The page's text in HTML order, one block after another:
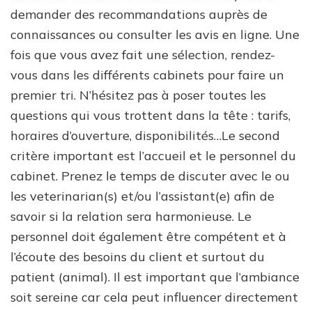
demander des recommandations auprès de
connaissances ou consulter les avis en ligne. Une
fois que vous avez fait une sélection, rendez-
vous dans les différents cabinets pour faire un
premier tri. N’hésitez pas à poser toutes les
questions qui vous trottent dans la tête : tarifs,
horaires d’ouverture, disponibilités…Le second
critère important est l’accueil et le personnel du
cabinet. Prenez le temps de discuter avec le ou
les veterinarian(s) et/ou l’assistant(e) afin de
savoir si la relation sera harmonieuse. Le
personnel doit également être compétent et à
l’écoute des besoins du client et surtout du
patient (animal). Il est important que l’ambiance
soit sereine car cela peut influencer directement